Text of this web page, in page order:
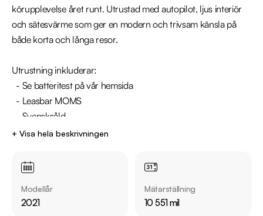
körupplevelse året runt. Utrustad med autopilot, ljus interiör
och sätesvärme som ger en modern och trivsam känsla på
både korta och långa resor.
Utrustning inkluderar:
  - Fyrhjulsdrift
Övrig information om bilen:
+ Visa hela beskrivningen
Modellår
2021
Mätarställning
10 551 mil